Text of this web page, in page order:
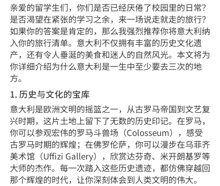
亲爱的留学生们，你们是否已经厌倦了校园里的日常？
是否渴望在紧张的学习之余，来一场说走就走的旅行？
如果你的答案是肯定的，那么我强烈推荐你将意大利纳
入你的旅行清单。意大利不仅拥有丰富的历史文化遗
产，还有令人垂涎的美食和迷人的自然风光。本文将为
你详细介绍为什么意大利是一生中至少要去三次的地
方。
1. 历史与文化的宝库
意大利是欧洲文明的摇篮之一，从古罗马帝国到文艺复
兴时期，这片土地上留下了无数的历史印记。在罗马，
你可以参观宏伟的罗马斗兽场（Colosseum），感受
古罗马时期的辉煌；在佛罗伦萨，你可以漫步在乌菲齐
美术馆（Uffizi Gallery），欣赏达芬奇、米开朗基罗等
大师的杰作。每一次踏入这些历史遗迹，都仿佛穿越回
那个辉煌的时代，让你深刻体会到人类文明的伟大。